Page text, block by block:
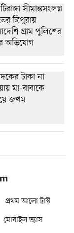
প্রথম আলো ট্রাস্ট
মোবাইল ভ্যাস